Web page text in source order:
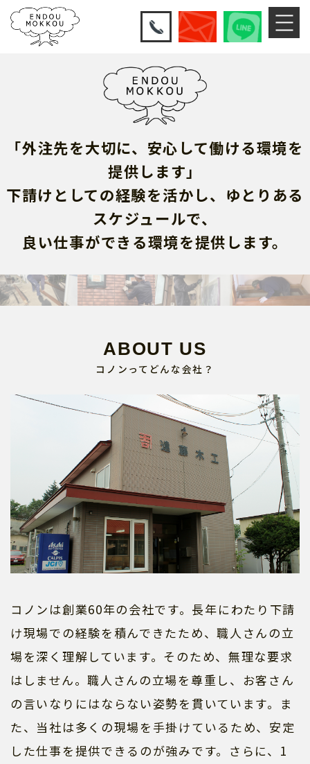
「外注先を大切に、安心して働ける環境を
提供します」
下請けとしての経験を活かし、ゆとりある
スケジュールで、
良い仕事ができる環境を提供します。
ABOUT US
コノンってどんな会社？
コノンは創業60年の会社です。長年にわたり下請
け現場での経験を積んできたため、職人さんの立
場を深く理解しています。そのため、無理な要求
はしません。職人さんの立場を尊重し、お客さん
の言いなりにはならない姿勢を貫いています。ま
た、当社は多くの現場を手掛けているため、安定
した仕事を提供できるのが強みです。さらに、1